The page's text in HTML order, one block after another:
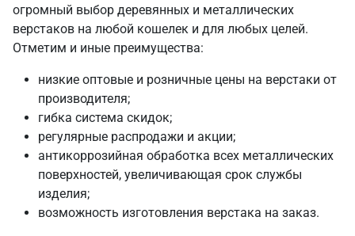
огромный выбор деревянных и металлических
верстаков на любой кошелек и для любых целей.
Отметим и иные преимущества:
низкие оптовые и розничные цены на верстаки от
производителя;
гибка система скидок;
регулярные распродажи и акции;
антикоррозийная обработка всех металлических
поверхностей, увеличивающая срок службы
изделия;
возможность изготовления верстака на заказ.